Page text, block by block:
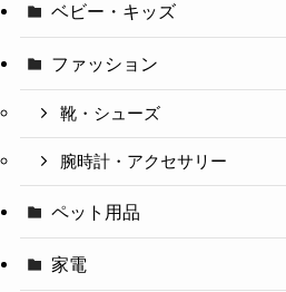
ベビー・キッズ
ファッション
靴・シューズ
腕時計・アクセサリー
ペット用品
家電